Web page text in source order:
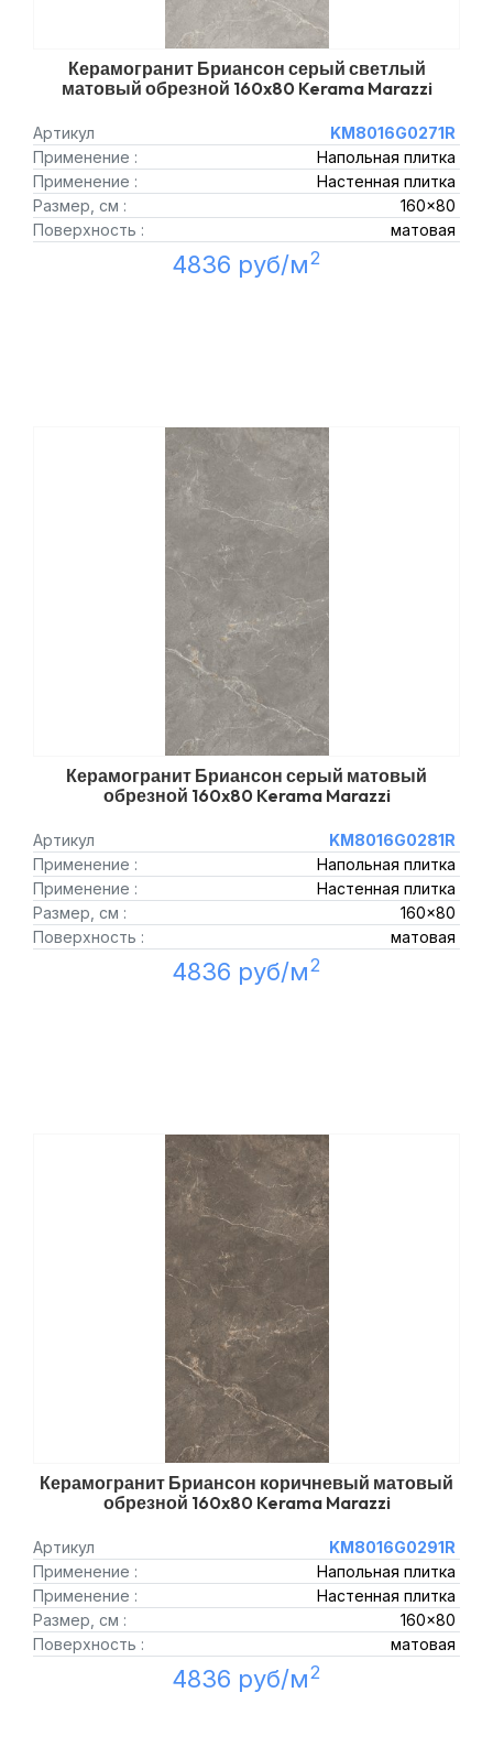
Керамогранит Бриансон серый светлый
матовый обрезной 160x80 Kerama Marazzi
Артикул
KM8016G0271R
Применение :
Напольная плитка
Применение :
Настенная плитка
Размер, см :
160x80
Поверхность :
матовая
4836 руб/м2
Керамогранит Бриансон серый матовый
обрезной 160x80 Kerama Marazzi
Артикул
KM8016G0281R
Применение :
Напольная плитка
Применение :
Настенная плитка
Размер, см :
160x80
Поверхность :
матовая
4836 руб/м2
Керамогранит Бриансон коричневый матовый
обрезной 160x80 Kerama Marazzi
Артикул
KM8016G0291R
Применение :
Напольная плитка
Применение :
Настенная плитка
Размер, см :
160x80
Поверхность :
матовая
4836 руб/м2